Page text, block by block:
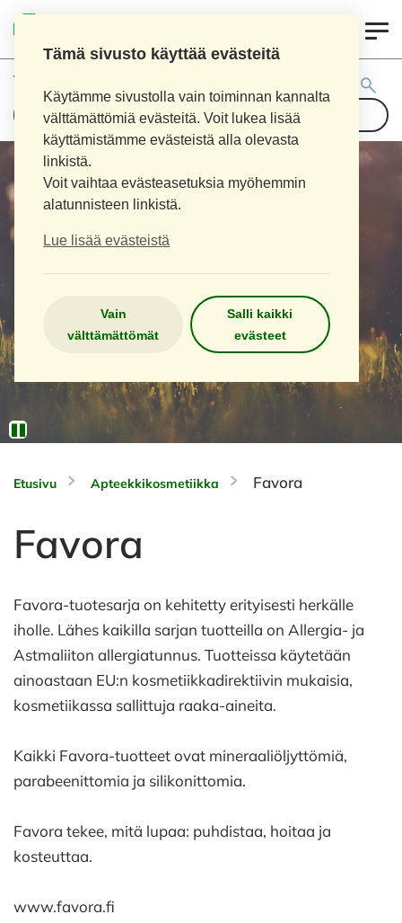
Tämä sivusto käyttää evästeitä
Käytämme sivustolla vain toiminnan kannalta
välttämättömiä evästeitä. Voit lukea lisää
käyttämistämme evästeistä alla olevasta
linkistä.
Voit vaihtaa evästeasetuksia myöhemmin
alatunnisteen linkistä.
Lue lisää evästeistä
Vain
välttämättömät
Salli kaikki
evästeet
Tuotehaku:
Etusivu Apteekkikosmetiikka Favora
Favora
Favora-tuotesarja on kehitetty erityisesti herkälle
iholle. Lähes kaikilla sarjan tuotteilla on Allergia- ja
Astmaliiton allergiatunnus. Tuotteissa käytetään
ainoastaan EU:n kosmetiikkadirektiivin mukaisia,
kosmetiikassa sallittuja raaka-aineita.
Kaikki Favora-tuotteet ovat mineraaliöljyttömiä,
parabeenittomia ja silikonittomia.
Favora tekee, mitä lupaa: puhdistaa, hoitaa ja
kosteuttaa.
www.favora.fi